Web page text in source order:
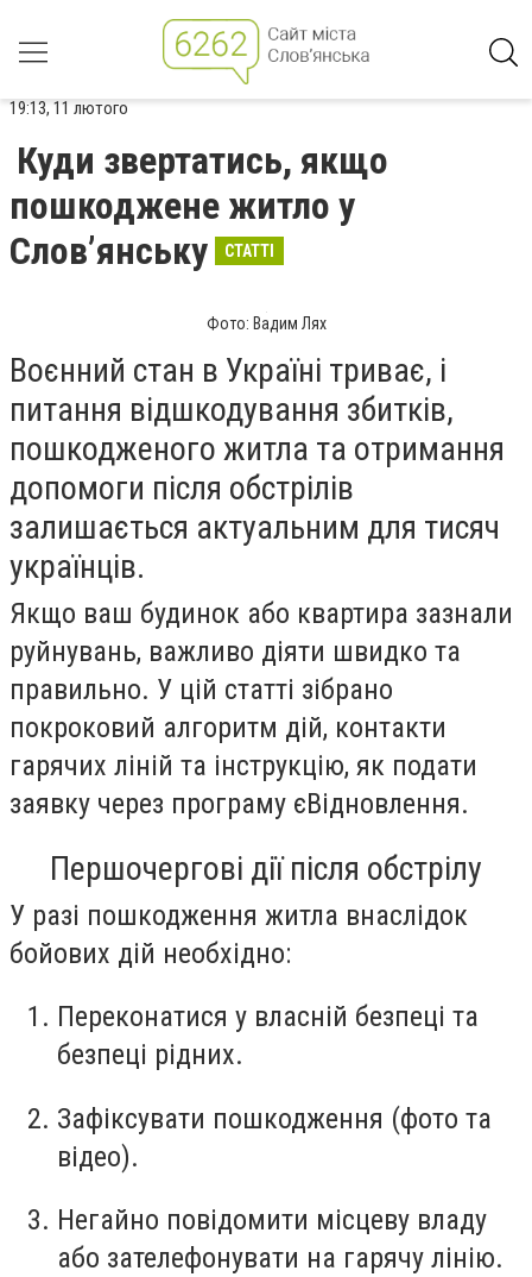
19:13, 11 лютого
Куди звертатись, якщо
пошкоджене житло у
Слов’янську
СТАТТІ
Фото: Вадим Лях
Воєнний стан в Україні триває, і
питання відшкодування збитків,
пошкодженого житла та отримання
допомоги після обстрілів
залишається актуальним для тисяч
українців.
Якщо ваш будинок або квартира зазнали
руйнувань, важливо діяти швидко та
правильно. У цій статті зібрано
покроковий алгоритм дій, контакти
гарячих ліній та інструкцію, як подати
заявку через програму єВідновлення.
Першочергові дії після обстрілу
У разі пошкодження житла внаслідок
бойових дій необхідно:
Переконатися у власній безпеці та
безпеці рідних.
Зафіксувати пошкодження (фото та
відео).
Негайно повідомити місцеву владу
або зателефонувати на гарячу лінію.